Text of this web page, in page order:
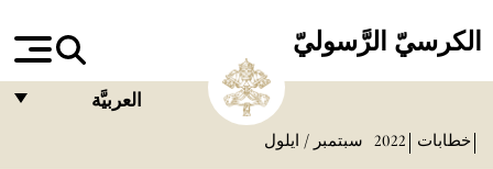
الكرسيّ الرَّسوليّ
العربيَّة
خطابات 2022 سبتمبر / ايلول